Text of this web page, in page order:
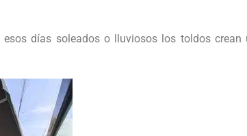
días soleados o lluviosos los toldos